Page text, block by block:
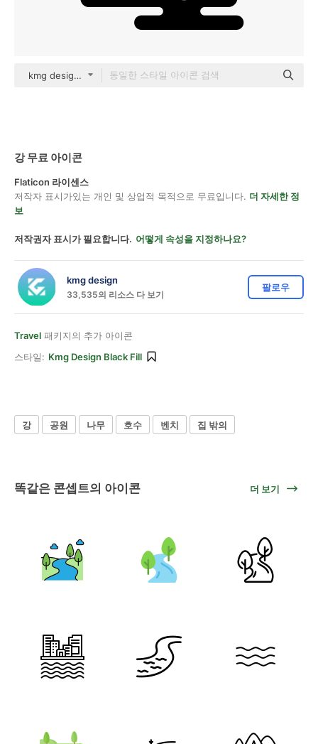
kmg design black fill
강 무료 아이콘
Flaticon 라이센스
저작자 표시가있는 개인 및 상업적 목적으로 무료입니다. 더 자세한 정
보
저작권자 표시가 필요합니다. 어떻게 속성을 지정하나요?
kmg design
33,535의 리소스 다 보기
팔로우
Travel 패키지의 추가 아이콘
스타일: Kmg Design Black Fill
강 공원 나무 호수 벤치 집 밖의
똑같은 콘셉트의 아이콘 더 보기